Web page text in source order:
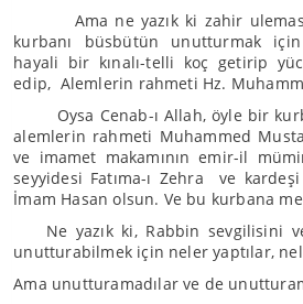
Ama ne yazık ki zahir uleması
kurbanı büsbütün unutturmak
hayali bir kınalı-telli koç getirip
edip, Alemlerin rahmeti Hz.
Oysa Cenab-ı Allah, öyle bir
alemlerin rahmeti Muhammed
ve imamet makamının emir-il
seyyidesi Fatıma-ı Zehra ve
İmam Hasan olsun. Ve bu kurbana
Ne yazık ki, Rabbin sevgilisini
unutturabilmek için neler yaptılar,
Ama unutturamadılar ve de